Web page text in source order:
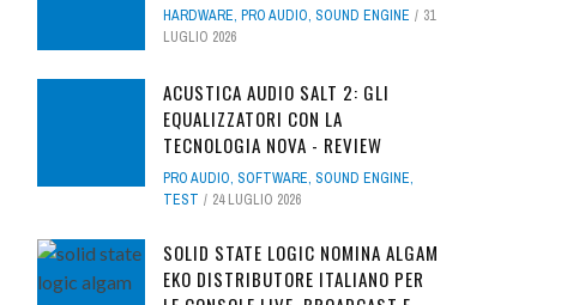
HARDWARE, PRO AUDIO, SOUND ENGINE
31
LUGLIO 2026
ACUSTICA AUDIO SALT 2: GLI
EQUALIZZATORI CON LA
TECNOLOGIA NOVA - REVIEW
PRO AUDIO, SOFTWARE, SOUND ENGINE,
TEST
24 LUGLIO 2026
SOLID STATE LOGIC NOMINA ALGAM
EKO DISTRIBUTORE ITALIANO PER